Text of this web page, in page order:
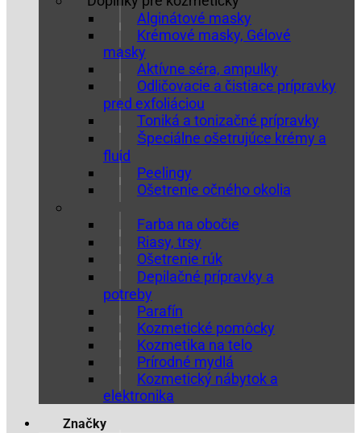
Alginátové masky
Krémové masky, Gélové
masky
Aktívne séra, ampulky
Odličovacie a čistiace prípravky
pred exfoliáciou
Toniká a tonizačné prípravky
Špeciálne ošetrujúce krémy a
fluid
Peelingy
Ošetrenie očného okolia
Farba na obočie
Riasy, trsy
Ošetrenie rúk
Depilačné prípravky a
potreby
Parafín
Kozmetické pomôcky
Kozmetika na telo
Prírodné mydlá
Kozmetický nábytok a
elektronika
Značky